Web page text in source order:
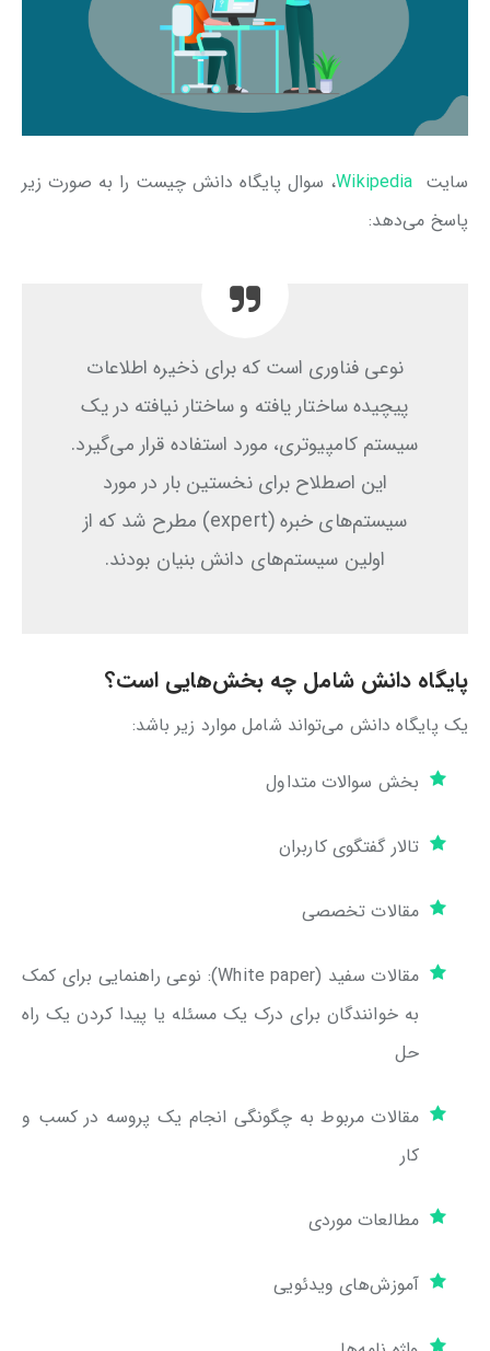
سایت Wikipedia، سوال پایگاه دانش چیست را به صورت زیر
پاسخ می‌دهد:
نوعی فناوری است که برای ذخیره اطلاعات
پیچیده ساختار یافته و ساختار نیافته در یک
سیستم کامپیوتری، مورد استفاده قرار می‌گیرد.
این اصطلاح برای نخستین بار در مورد
سیستم‌های خبره (expert) مطرح شد که از
اولین سیستم‌های دانش بنیان بودند.
پایگاه دانش شامل چه بخش‌هایی است؟
یک پایگاه دانش می‌تواند شامل موارد زیر باشد:
بخش سوالات متداول
تالار گفتگوی کاربران
مقالات تخصصی
مقالات سفید (White paper): نوعی راهنمایی برای کمک
به خوانندگان برای درک یک مسئله یا پیدا کردن یک راه
حل
مقالات مربوط به چگونگی انجام یک پروسه در کسب و
کار
مطالعات موردی
آموزش‌های ویدئویی